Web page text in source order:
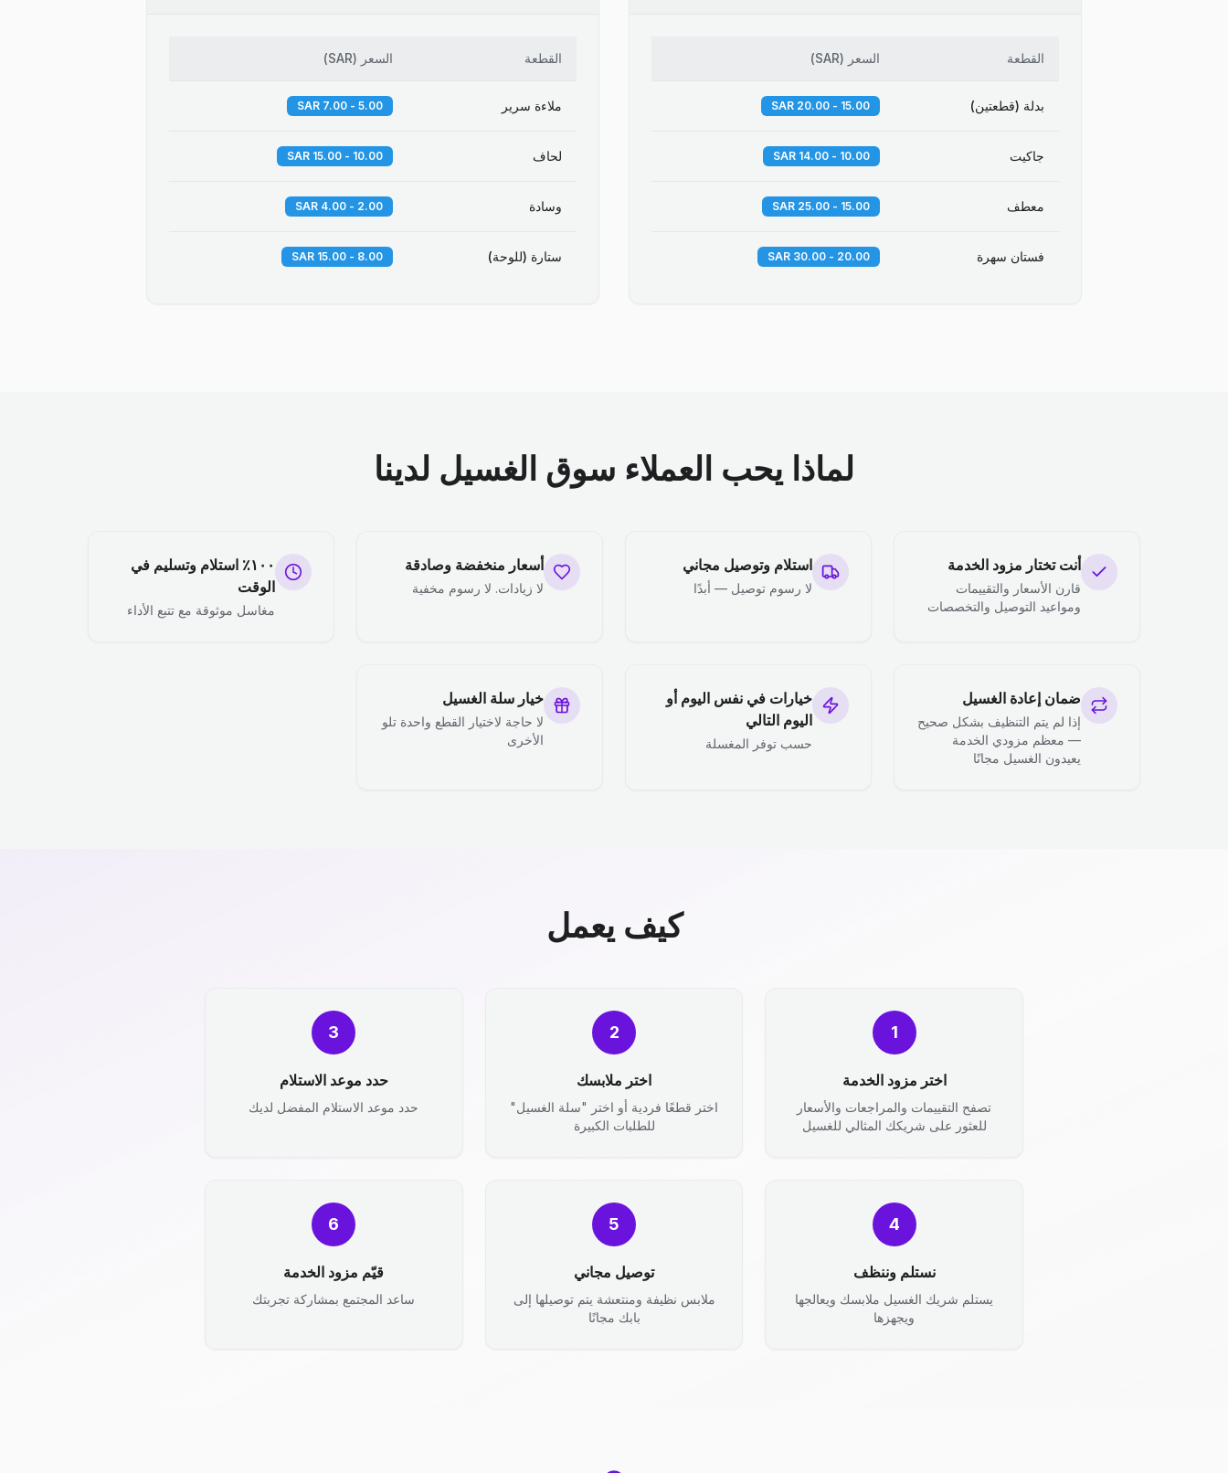
القطعة السعر (
SAR
)
بدلة (قطعتين) 15.00 - 20.00 SAR
جاكيت 10.00 - 14.00 SAR
معطف 15.00 - 25.00 SAR
فستان سهرة 20.00 - 30.00 SAR
القطعة السعر (
SAR
)
ملاءة سرير 5.00 - 7.00 SAR
لحاف 10.00 - 15.00 SAR
وسادة 2.00 - 4.00 SAR
ستارة (للوحة) 8.00 - 15.00 SAR
لماذا يحب العملاء سوق الغسيل لدينا
أنت تختار مزود الخدمة
قارن الأسعار والتقييمات
ومواعيد التوصيل والتخصصات
استلام وتوصيل مجاني
لا رسوم توصيل — أبدًا
أسعار منخفضة وصادقة
لا زيادات. لا رسوم مخفية
١٠٠٪ استلام وتسليم في
الوقت
مغاسل موثوقة مع تتبع الأداء
ضمان إعادة الغسيل
إذا لم يتم التنظيف بشكل صحيح
— معظم مزودي الخدمة
يعيدون الغسيل مجانًا
خيارات في نفس اليوم أو
اليوم التالي
حسب توفر المغسلة
خيار سلة الغسيل
لا حاجة لاختيار القطع واحدة تلو
الأخرى
كيف يعمل
1
اختر مزود الخدمة
تصفح التقييمات والمراجعات والأسعار
للعثور على شريكك المثالي للغسيل
2
اختر ملابسك
اختر قطعًا فردية أو اختر "سلة الغسيل"
للطلبات الكبيرة
3
حدد موعد الاستلام
حدد موعد الاستلام المفضل لديك
4
نستلم وننظف
يستلم شريك الغسيل ملابسك ويعالجها
ويجهزها
5
توصيل مجاني
ملابس نظيفة ومنتعشة يتم توصيلها إلى
بابك مجانًا
6
قيّم مزود الخدمة
ساعد المجتمع بمشاركة تجربتك